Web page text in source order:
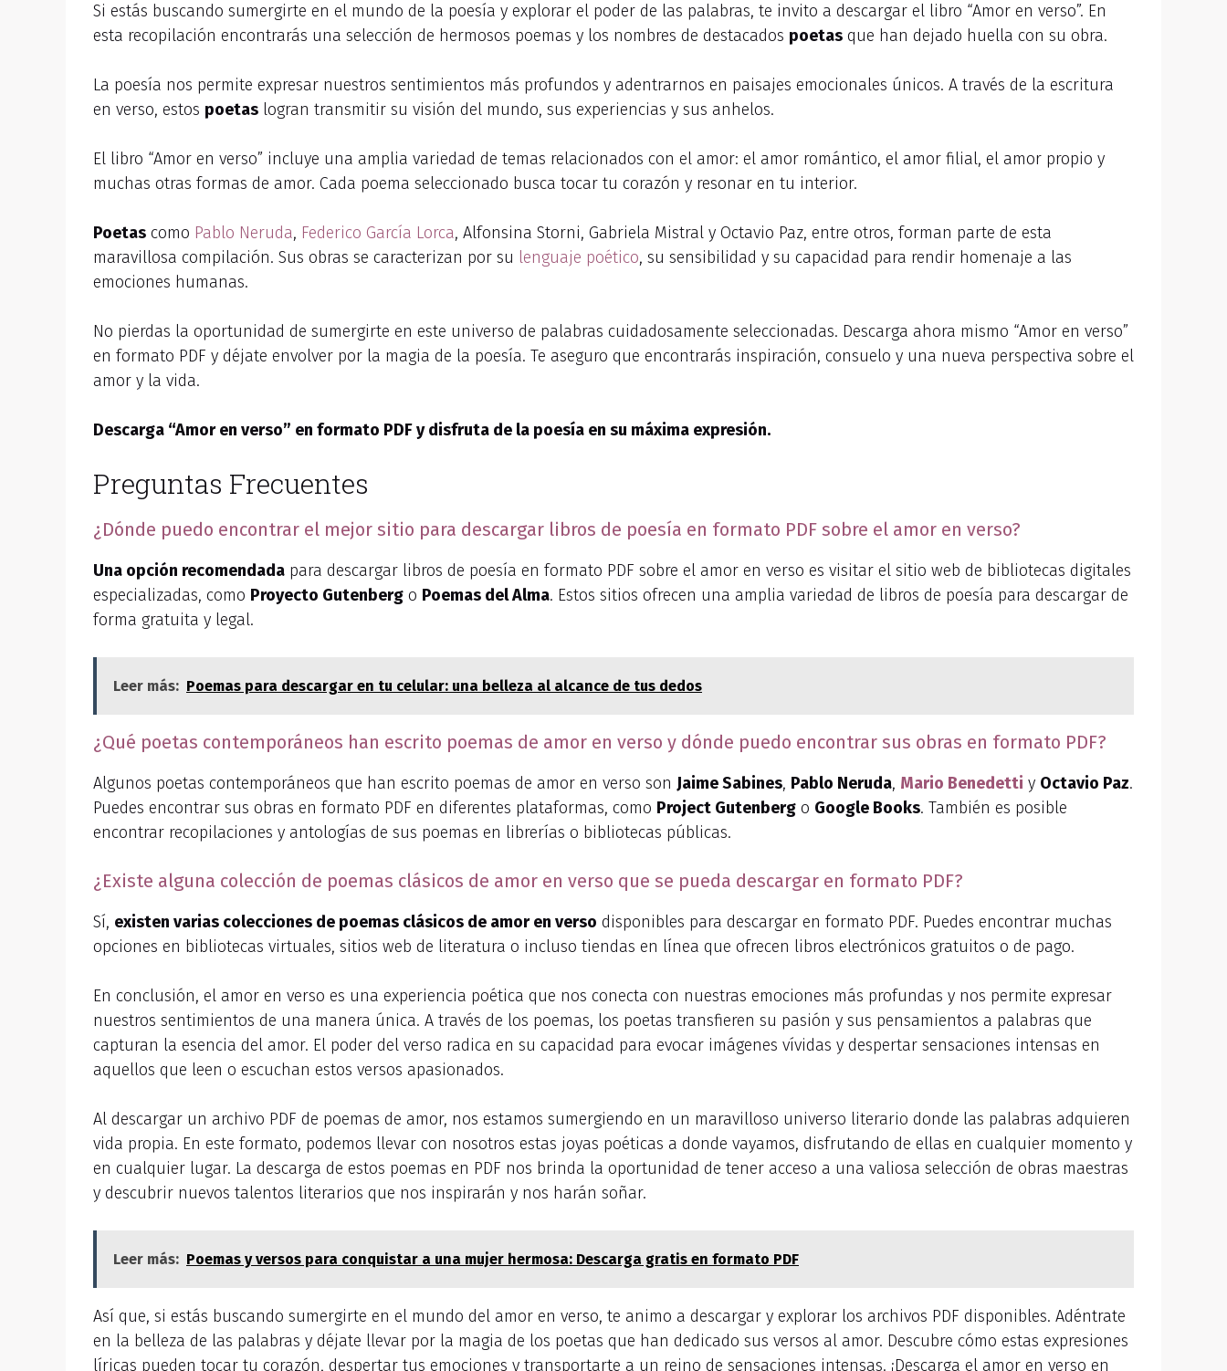
Si estás buscando sumergirte en el mundo de la poesía y explorar el poder de las palabras, te invito a descargar el libro “Amor en verso”. En
esta recopilación encontrarás una selección de hermosos poemas y los nombres de destacados poetas que han dejado huella con su obra.
La poesía nos permite expresar nuestros sentimientos más profundos y adentrarnos en paisajes emocionales únicos. A través de la escritura
en verso, estos poetas logran transmitir su visión del mundo, sus experiencias y sus anhelos.
El libro “Amor en verso” incluye una amplia variedad de temas relacionados con el amor: el amor romántico, el amor filial, el amor propio y
muchas otras formas de amor. Cada poema seleccionado busca tocar tu corazón y resonar en tu interior.
Poetas como Pablo Neruda, Federico García Lorca, Alfonsina Storni, Gabriela Mistral y Octavio Paz, entre otros, forman parte de esta
maravillosa compilación. Sus obras se caracterizan por su lenguaje poético, su sensibilidad y su capacidad para rendir homenaje a las
emociones humanas.
No pierdas la oportunidad de sumergirte en este universo de palabras cuidadosamente seleccionadas. Descarga ahora mismo “Amor en verso”
en formato PDF y déjate envolver por la magia de la poesía. Te aseguro que encontrarás inspiración, consuelo y una nueva perspectiva sobre el
amor y la vida.
Descarga “Amor en verso” en formato PDF y disfruta de la poesía en su máxima expresión.
Preguntas Frecuentes
¿Dónde puedo encontrar el mejor sitio para descargar libros de poesía en formato PDF sobre el amor en verso?
Una opción recomendada para descargar libros de poesía en formato PDF sobre el amor en verso es visitar el sitio web de bibliotecas digitales
especializadas, como Proyecto Gutenberg o Poemas del Alma. Estos sitios ofrecen una amplia variedad de libros de poesía para descargar de
forma gratuita y legal.
Leer más: Poemas para descargar en tu celular: una belleza al alcance de tus dedos
¿Qué poetas contemporáneos han escrito poemas de amor en verso y dónde puedo encontrar sus obras en formato PDF?
Algunos poetas contemporáneos que han escrito poemas de amor en verso son Jaime Sabines, Pablo Neruda, Mario Benedetti y Octavio Paz.
Puedes encontrar sus obras en formato PDF en diferentes plataformas, como Project Gutenberg o Google Books. También es posible
encontrar recopilaciones y antologías de sus poemas en librerías o bibliotecas públicas.
¿Existe alguna colección de poemas clásicos de amor en verso que se pueda descargar en formato PDF?
Sí, existen varias colecciones de poemas clásicos de amor en verso disponibles para descargar en formato PDF. Puedes encontrar muchas
opciones en bibliotecas virtuales, sitios web de literatura o incluso tiendas en línea que ofrecen libros electrónicos gratuitos o de pago.
En conclusión, el amor en verso es una experiencia poética que nos conecta con nuestras emociones más profundas y nos permite expresar
nuestros sentimientos de una manera única. A través de los poemas, los poetas transfieren su pasión y sus pensamientos a palabras que
capturan la esencia del amor. El poder del verso radica en su capacidad para evocar imágenes vívidas y despertar sensaciones intensas en
aquellos que leen o escuchan estos versos apasionados.
Al descargar un archivo PDF de poemas de amor, nos estamos sumergiendo en un maravilloso universo literario donde las palabras adquieren
vida propia. En este formato, podemos llevar con nosotros estas joyas poéticas a donde vayamos, disfrutando de ellas en cualquier momento y
en cualquier lugar. La descarga de estos poemas en PDF nos brinda la oportunidad de tener acceso a una valiosa selección de obras maestras
y descubrir nuevos talentos literarios que nos inspirarán y nos harán soñar.
Leer más: Poemas y versos para conquistar a una mujer hermosa: Descarga gratis en formato PDF
Así que, si estás buscando sumergirte en el mundo del amor en verso, te animo a descargar y explorar los archivos PDF disponibles. Adéntrate
en la belleza de las palabras y déjate llevar por la magia de los poetas que han dedicado sus versos al amor. Descubre cómo estas expresiones
líricas pueden tocar tu corazón, despertar tus emociones y transportarte a un reino de sensaciones intensas. ¡Descarga el amor en verso en